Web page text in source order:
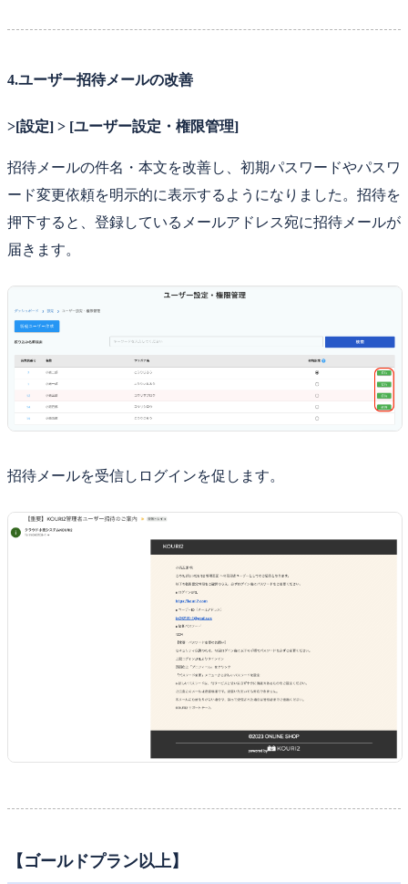
4.ユーザー招待メールの改善
>[設定] > [ユーザー設定・権限管理]
招待メールの件名・本文を改善し、初期パスワードやパスワ
ード変更依頼を明示的に表示するようになりました。招待を
押下すると、登録しているメールアドレス宛に招待メールが
届きます。
招待メールを受信しログインを促します。
【ゴールドプラン以上】